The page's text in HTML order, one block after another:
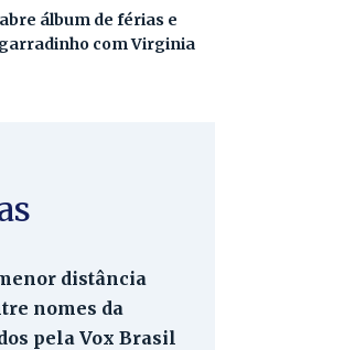
álbum de férias e
com Virginia
distância
nomes da
pela Vox Brasil